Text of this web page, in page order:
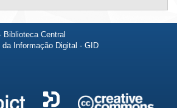
Biblioteca Central
Informação Digital - GID